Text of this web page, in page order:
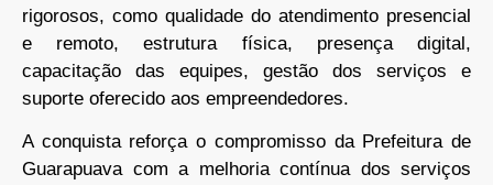
rigorosos, como qualidade do atendimento presencial
e remoto, estrutura física, presença digital,
capacitação das equipes, gestão dos serviços e
suporte oferecido aos empreendedores.
A conquista reforça o compromisso da Prefeitura de
Guarapuava com a melhoria contínua dos serviços